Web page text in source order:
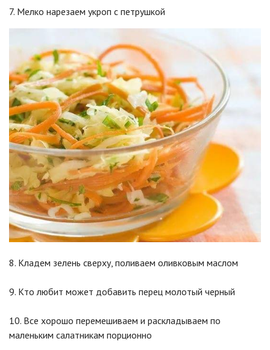
7. Мелко нарезаем укроп с петрушкой
8. Кладем зелень сверху, поливаем оливковым маслом
9. Кто любит может добавить перец молотый черный
10. Все хорошо перемешиваем и раскладываем по
маленьким салатникам порционно